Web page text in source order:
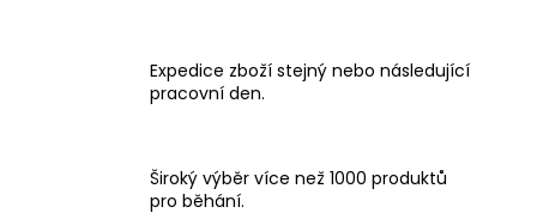
Expedice zboží stejný nebo následující
pracovní den.
Široký výběr více než 1000 produktů
pro běhání.